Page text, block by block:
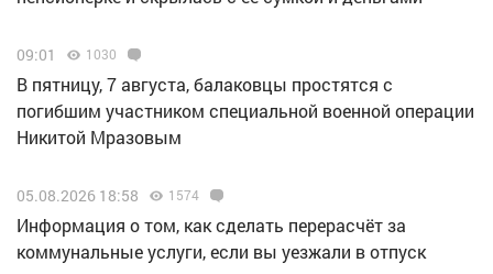
09:01 1030
В пятницу, 7 августа, балаковцы простятся с
погибшим участником специальной военной операции
Никитой Мразовым
05.08.2026 18:58 1574
Информация о том, как сделать перерасчёт за
коммунальные услуги, если вы уезжали в отпуск